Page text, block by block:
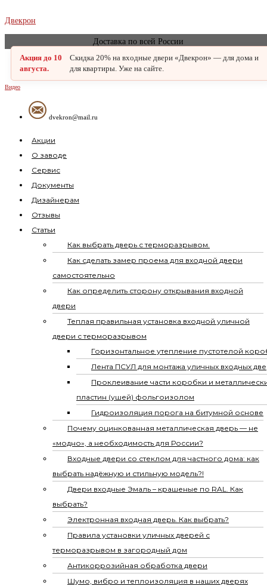
Перейти
к
содержимому
Двекрон
Доставка по всей России
Акция до 10
августа.
Скидка 20% на входные двери «Двекрон» — для дома и
для квартиры. Уже на сайте.
Видео
dvekron@mail.ru
Меню
Акции
О заводе
Сервис
Документы
Дизайнерам
Отзывы
Статьи
Как выбрать дверь с терморазрывом.
Как сделать замер проема для входной двери
самостоятельно
Как определить сторону открывания входной
двери
Теплая правильная установка входной уличной
двери с терморазрывом
Горизонтальное утепление пустотелой
Лента ПСУЛ для монтажа уличных входных
Проклеивание части коробки и
пластин (ушей) фольгоизолом
Гидроизоляция порога на битумной основе
Почему оцинкованная металлическая дверь — не
«модно», а необходимость для России?
Входные двери со стеклом для частного дома: как
выбрать надёжную и стильную модель?!
Двери входные Эмаль – крашеные по RAL. Как
выбрать?
Электронная входная дверь. Как выбрать?
Правила установки уличных дверей с
терморазрывом в загородный дом
Антикоррозийная обработка двери
Шумо, вибро и теплоизоляция в наших дверях